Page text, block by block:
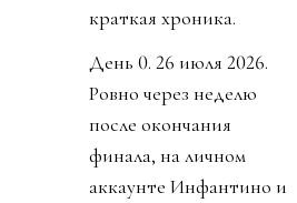
краткая хроника.
День 0. 26 июля 2026.
Ровно через неделю
после окончания
финала, на личном
аккаунте Инфантино и